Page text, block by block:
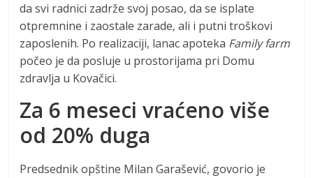
da svi radnici zadrže svoj posao, da se isplate
otpremnine i zaostale zarade, ali i putni troškovi
zaposlenih. Po realizaciji, lanac apoteka Family farm
počeo je da posluje u prostorijama pri Domu
zdravlja u Kovačici.
Za 6 meseci vraćeno više
od 20% duga
Predsednik opštine Milan Garašević, govorio je